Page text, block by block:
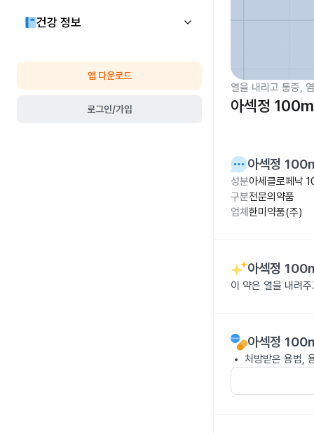
건강 정보
앱 다운로드
로그인/가입
열을 내리고 통증,
아섹정
아섹정
성분아세클로페낙
구분전문의약품
업체 한미약품(주)
아섹정
이 약은 열을 내려
아섹정
처방받은 용법,